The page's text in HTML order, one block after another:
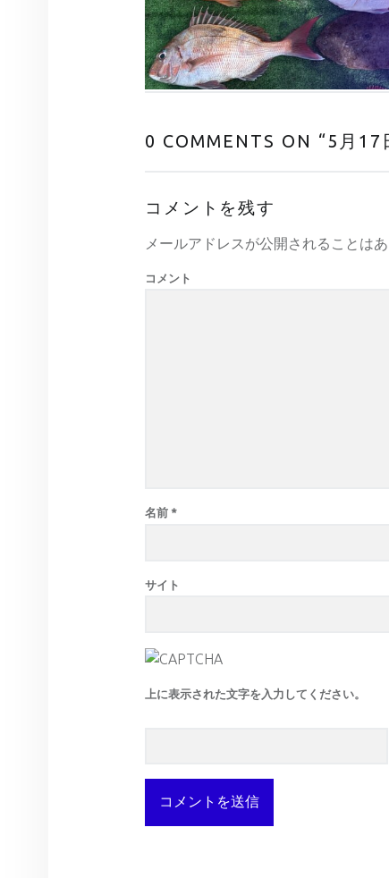
0 COMMENTS ON “5月17
コメントを残す
メールアドレスが公開されることはあ
コメント
名前 *
サイト
上に表示された文字を入力してください。